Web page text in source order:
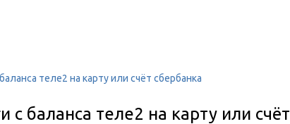
теле2 на карту или счёт сбербанка
с баланса теле2 на карту или счёт